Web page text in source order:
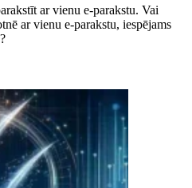
ar vienu e-parakstu. Vai
ar vienu e-parakstu, iespējams